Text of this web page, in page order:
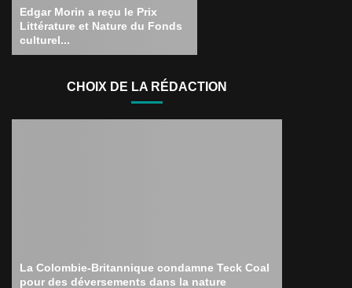
Edgar Morin a reçu le Prix
Littérature et Nature du Fonds
culturel...
CHOIX DE LA RÉDACTION
La Colombie-Britannique condamne Teck Coal
pour des déversements dans la nature